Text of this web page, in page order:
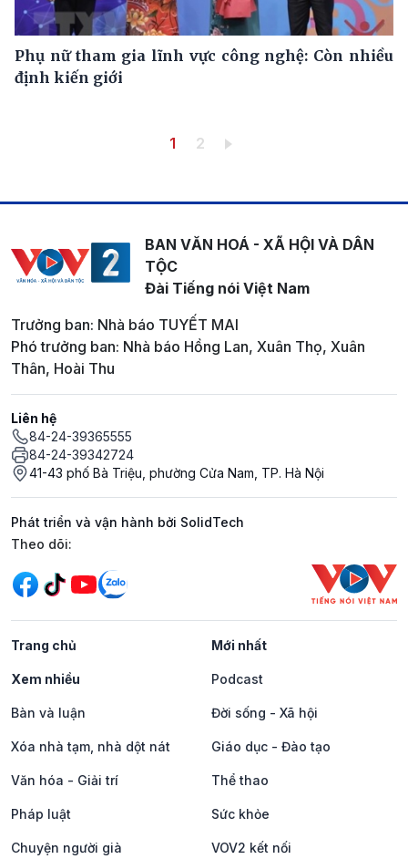
Phụ nữ tham gia lĩnh vực công nghệ: Còn nhiều
định kiến giới
Trang hiện thời
1 Trang
2
BAN VĂN HOÁ - XÃ HỘI VÀ DÂN
TỘC
Đài Tiếng nói Việt Nam
Trưởng ban: Nhà báo TUYẾT MAI
Phó trưởng ban: Nhà báo Hồng Lan, Xuân Thọ, Xuân
Thân, Hoài Thu
Liên hệ
84-24-39365555
84-24-39342724
41-43 phố Bà Triệu, phường Cửa Nam, TP. Hà Nội
Phát triển và vận hành bởi SolidTech
Mạng xã hội
Theo dõi:
Trang chủ Mới nhất
Xem nhiều Podcast
Bàn và luận Đời sống - Xã hội
Xóa nhà tạm, nhà dột nát Giáo dục - Đào tạo
Văn hóa - Giải trí Thể thao
Pháp luật Sức khỏe
Chuyện người già VOV2 kết nối